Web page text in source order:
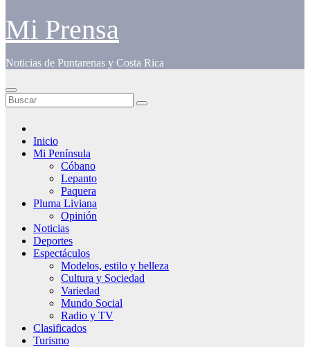
Mi Prensa
Noticias de Puntarenas y Costa Rica
Inicio
Mi Península
Cóbano
Lepanto
Paquera
Pluma Liviana
Opinión
Noticias
Deportes
Espectáculos
Modelos, estilo y belleza
Cultura y Sociedad
Variedad
Mundo Social
Radio y TV
Clasificados
Turismo